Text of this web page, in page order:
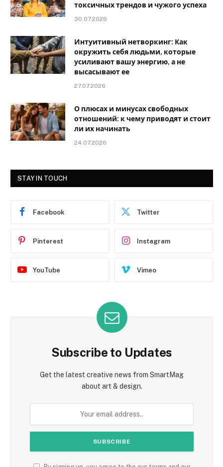
токсичных трендов и чужого успеха
30.07.2026
Интуитивный нетворкинг: Как
окружить себя людьми, которые
усиливают вашу энергию, а не
высасывают ее
27.07.2026
О плюсах и минусах свободных
отношений: к чему приводят и стоит
ли их начинать
24.07.2026
STAY IN TOUCH
Facebook Twitter
Pinterest Instagram
YouTube Vimeo
Subscribe to Updates
Get the latest creative news from SmartMag
about art & design.